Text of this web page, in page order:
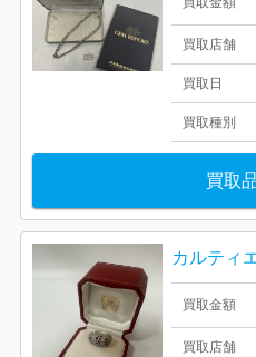
買取店舗
買取日
買取種別
買取
買取金額
買取店舗